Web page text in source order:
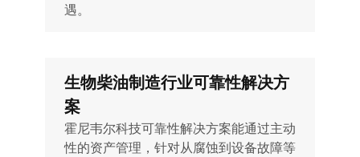
遇。
生物柴油制造行业可靠性解决方
案
霍尼韦尔科技可靠性解决方案能通过主动
性的资产管理，针对从腐蚀到设备故障等